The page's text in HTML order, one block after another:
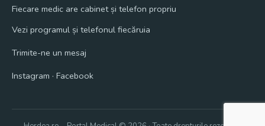
Fiecare medic are cabinet și telefon propriu
Vezi programul și telefonul fiecăruia
Trimite-ne un mesaj
Instagram · Facebook